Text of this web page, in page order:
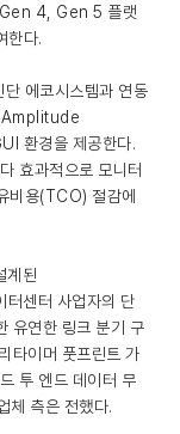
4, Gen 5 플랫
한다.
에코시스템과 연동
Amplitude
환경을 제공한다.
효과적으로 모니터
비용(TCO) 절감에
계된
센터 사업자의 단
유연한 링크 분기 구
이머 풋프린트 가
투 엔드 데이터 무
체 측은 전했다.